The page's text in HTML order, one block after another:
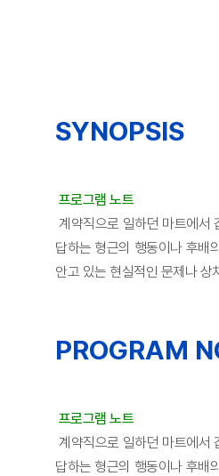
SYNOPSIS
프로그램 노트
계약직으로 일하던 마트에서
답하는 형근의 행동이나 후배
안고 있는 현실적인 문제나 상
PROGRAM
프로그램 노트
계약직으로 일하던 마트에서
답하는 형근의 행동이나 후배